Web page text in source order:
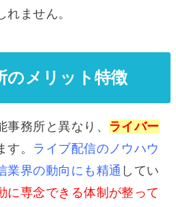
れません。
のメリット特徴
事務所と異なり、 ライバー
す。 ライブ配信のノウハウ
業界の動向にも精通 してい
に専念できる体制が整って